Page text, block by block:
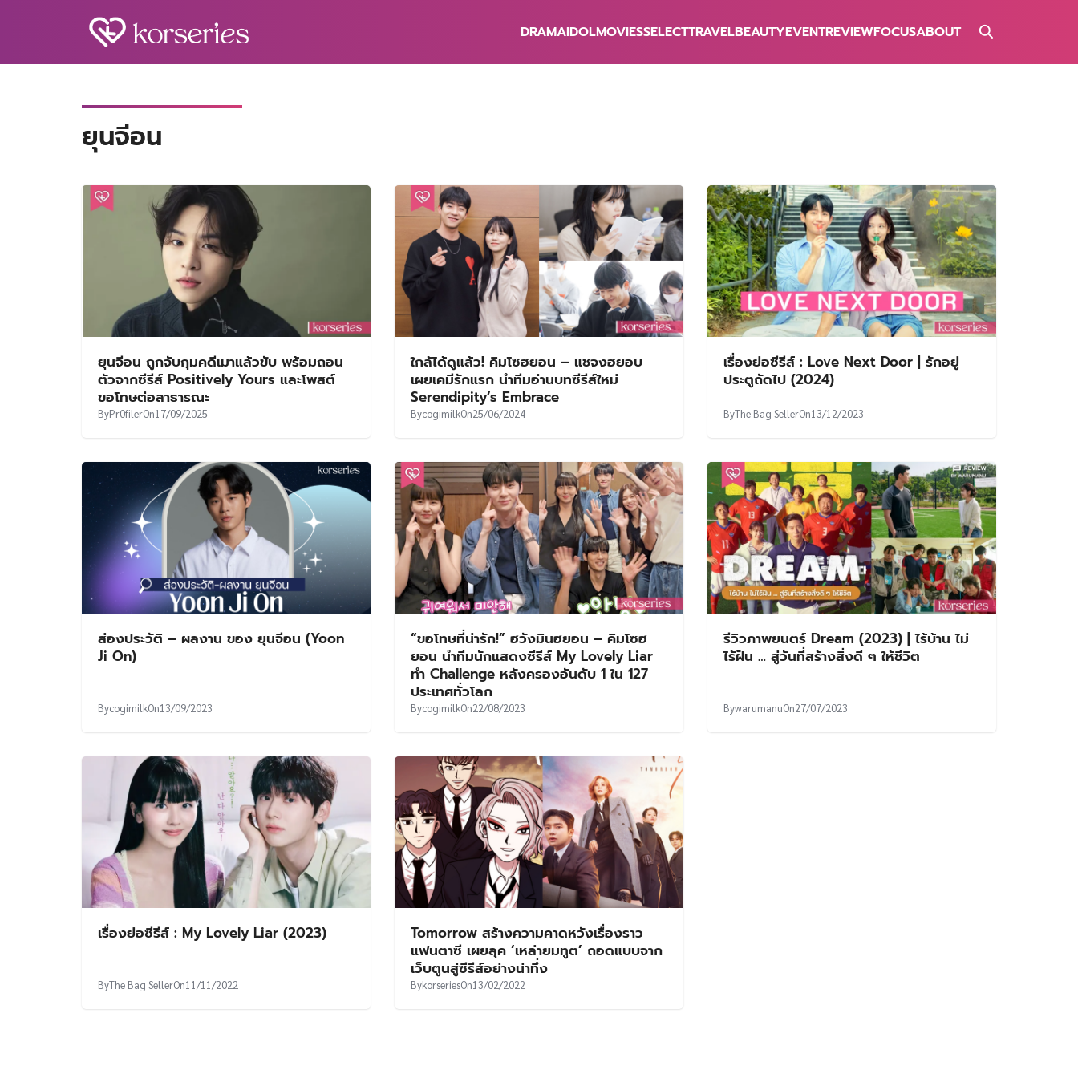
DRAMAIDOLMOVIESSELECTTRAVELBEAUTYEVENTREVIEWFOCUSABOUT
ยุนจีอน
ยุนจีอน ถูกจับกุมคดีเมาแล้วขับ พร้อมถอน
ตัวจากซีรีส์ Positively Yours และโพสต์
ขอโทษต่อสาธารณะ
ByPr0filerOn17/09/2025
ใกล้ได้ดูแล้ว! คิมโซฮยอน – แชจงฮยอบ
เผยเคมีรักแรก นำทีมอ่านบทซีรีส์ใหม่
Serendipity’s Embrace
BycogimilkOn25/06/2024
เรื่องย่อซีรีส์ : Love Next Door | รักอยู่
ประตูถัดไป (2024)
ByThe Bag SellerOn13/12/2023
ส่องประวัติ – ผลงาน ของ ยุนจีอน (Yoon
Ji On)
BycogimilkOn13/09/2023
“ขอโทษที่น่ารัก!” ฮวังมินฮยอน – คิมโซฮ
ยอน นำทีมนักแสดงซีรีส์ My Lovely Liar
ทำ Challenge หลังครองอันดับ 1 ใน 127
ประเทศทั่วโลก
BycogimilkOn22/08/2023
รีวิวภาพยนตร์ Dream (2023) | ไร้บ้าน ไม่
ไร้ฝัน … สู่วันที่สร้างสิ่งดี ๆ ให้ชีวิต
BywarumanuOn27/07/2023
เรื่องย่อซีรีส์ : My Lovely Liar (2023)
ByThe Bag SellerOn11/11/2022
Tomorrow สร้างความคาดหวังเรื่องราว
แฟนตาซี เผยลุค ‘เหล่ายมทูต’ ถอดแบบจาก
เว็บตูนสู่ซีรีส์อย่างน่าทึ่ง
BykorseriesOn13/02/2022